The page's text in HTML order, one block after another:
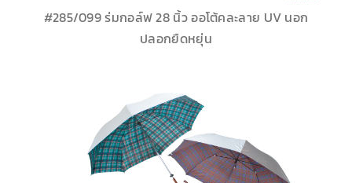
#285/099 ร่มกอล์ฟ 28 นิ้ว ออโต้คละลาย UV นอก
ปลอกยืดหยุ่น